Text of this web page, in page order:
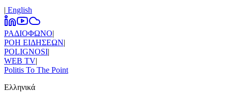
| Εnglish
ΡΑΔΙΟΦΩΝΟ|
ΡΟΗ ΕΙΔΗΣΕΩΝ|
POLIGNOSI|
WEB TV|
Politis To The Point
Ελληνικά